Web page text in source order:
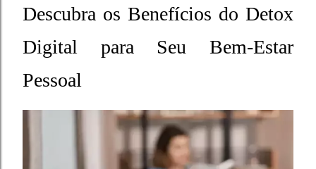
Descubra os Benefícios do Detox
Digital para Seu Bem-Estar
Pessoal